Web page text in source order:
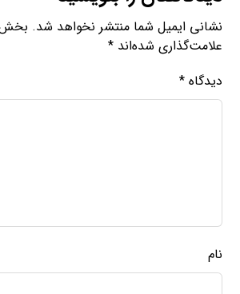
نشانی ایمیل شما منتشر نخواهد شد.
علامت‌گذاری شده‌اند*
دیدگاه*
نام